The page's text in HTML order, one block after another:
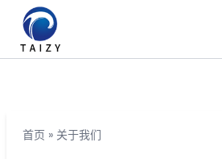
首页 » 关于我们